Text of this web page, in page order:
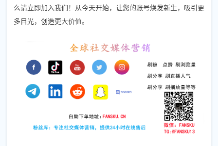
么请立即加入我们！从今天开始，让您的账号焕发新生，吸引更
多目光，创造更大价值。